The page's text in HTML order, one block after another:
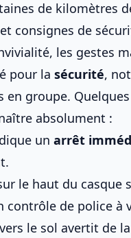
de kilomètres
consignes de
les gestes
pour la sécurité,
en groupe.
absolument :
un arrêt
le haut du casque
contrôle de police à
le sol avertit de